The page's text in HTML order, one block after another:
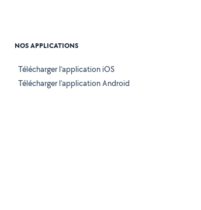
NOS APPLICATIONS
Télécharger l’application iOS
Télécharger l’application Android